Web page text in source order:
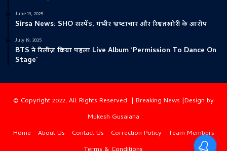
June 19, 2025
Sirsa News: SHO सस्पेंड, गंभीर भ्रष्टाचार और रिश्वतखोरी के आरोप
July 19, 2025
BTS ने रिलीज़ किया पहला Live Album ‘Permission To Dance On
Stage’
© Copyright 2022, All Rights Reserved | Breaking News |Design by
Mukesh Gusaiana
Home
About Us Contact Us Correction Policy
Team Members